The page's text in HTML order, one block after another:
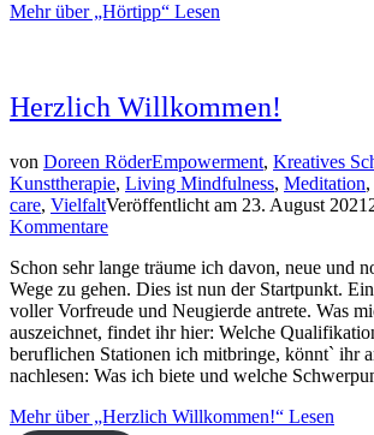
Mehrüber „Hörtipp“ Lesen
Herzlich Willkommen!
von Doreen RöderEmpowerment, Kreatives
Kunsttherapie, Living Mindfulness, Meditation,
care, VielfaltVeröffentlicht am 23. August 2021
Kommentare
Schon sehr lange träume ich davon, neue und
Wege zu gehen. Dies ist nun der Startpunkt.
voller Vorfreude und Neugierde antrete. Was
auszeichnet, findet ihr hier: Welche
beruflichen Stationen ich mitbringe, könnt` ihr
nachlesen: Was ich biete und welche
Mehrüber „Herzlich Willkommen!“ Lesen